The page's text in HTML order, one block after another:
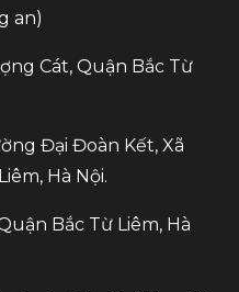
an)
Cát, Quận Bắc Từ
Đại Đoàn Kết, Xã
Hà Nội.
Bắc Từ Liêm, Hà